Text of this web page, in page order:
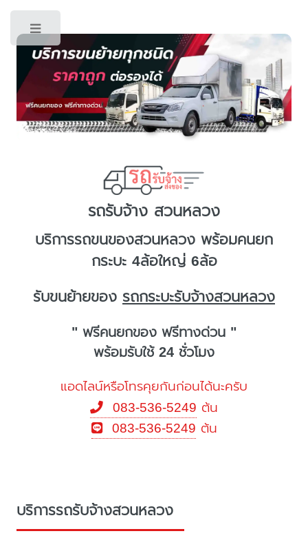
รถรับจ้าง สวนหลวง
บริการรถขนของสวนหลวง พร้อมคนยก
กระบะ 4ล้อใหญ่ 6ล้อ
รับขนย้ายของ รถกระบะรับจ้างสวนหลวง
" ฟรีคนยกของ ฟรีทางด่วน "
พร้อมรับใช้ 24 ชั่วโมง
แอดไลน์หรือโทรคุยกันก่อนได้นะครับ
083-536-5249 ต้น
083-536-5249 ต้น
บริการรถรับจ้างสวนหลวง
Toggle